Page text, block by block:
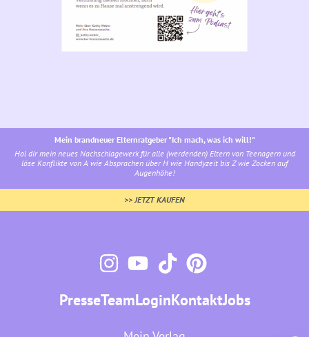
Mein brandneuer Elternratgeber "Ich mach, was ich will!"
Hol dir mein neues Nachschlagewerk für alle (werdenden) Eltern von Teenagern und
löse Konflikte von A wie Absprachen über H wie Handyzeit bis Z wie Zocken auf
Augenhöhe!
>> JETZT KAUFEN
PresseTeamLoginKontaktJobs